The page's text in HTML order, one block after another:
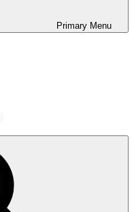
Primary Menu